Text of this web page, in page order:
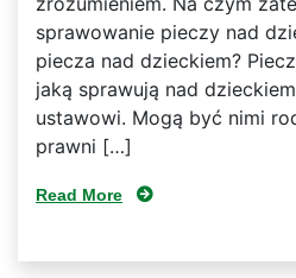
sprawowanie pieczy nad
piecza nad dzieckiem?
jaką sprawują nad
ustawowi. Mogą być nimi
prawni […]
Read More